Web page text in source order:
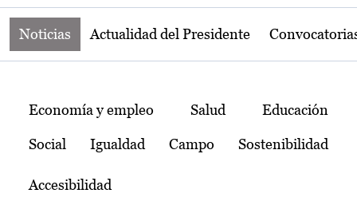
Noticias Actualidad del Presidente
Temas
Economía y empleo Salud Educación
Social Igualdad Campo Sostenibilidad
Accesibilidad